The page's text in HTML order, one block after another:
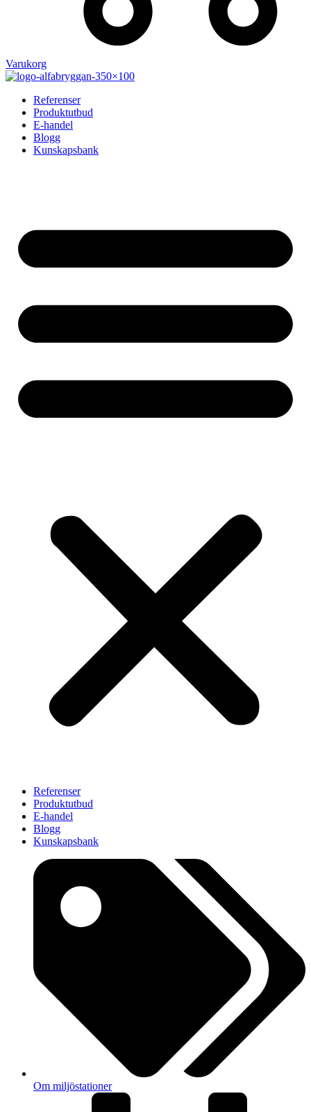
Varukorg
Referenser
Produktutbud
E-handel
Blogg
Kunskapsbank
Referenser
Produktutbud
E-handel
Blogg
Kunskapsbank
Om miljöstationer